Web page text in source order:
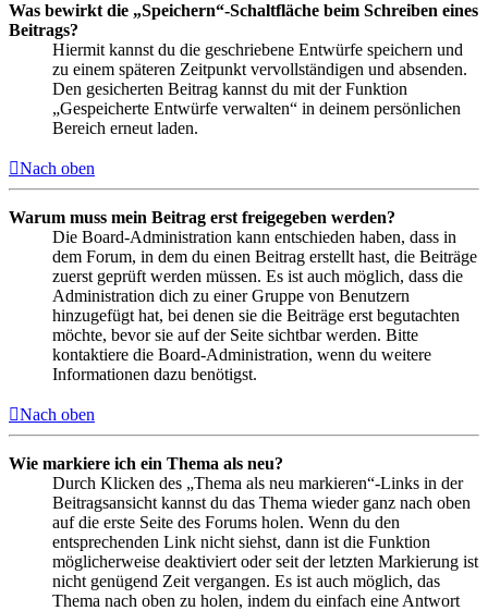
Was bewirkt die „Speichern“-Schaltfläche beim Schreiben eines
Beitrags?
Hiermit kannst du die geschriebene Entwürfe speichern und
zu einem späteren Zeitpunkt vervollständigen und absenden.
Den gesicherten Beitrag kannst du mit der Funktion
„Gespeicherte Entwürfe verwalten“ in deinem persönlichen
Bereich erneut laden.
Nach oben
Warum muss mein Beitrag erst freigegeben werden?
Die Board-Administration kann entschieden haben, dass in
dem Forum, in dem du einen Beitrag erstellt hast, die Beiträge
zuerst geprüft werden müssen. Es ist auch möglich, dass die
Administration dich zu einer Gruppe von Benutzern
hinzugefügt hat, bei denen sie die Beiträge erst begutachten
möchte, bevor sie auf der Seite sichtbar werden. Bitte
kontaktiere die Board-Administration, wenn du weitere
Informationen dazu benötigst.
Nach oben
Wie markiere ich ein Thema als neu?
Durch Klicken des „Thema als neu markieren“-Links in der
Beitragsansicht kannst du das Thema wieder ganz nach oben
auf die erste Seite des Forums holen. Wenn du den
entsprechenden Link nicht siehst, dann ist die Funktion
möglicherweise deaktiviert oder seit der letzten Markierung ist
nicht genügend Zeit vergangen. Es ist auch möglich, das
Thema nach oben zu holen, indem du einfach eine Antwort